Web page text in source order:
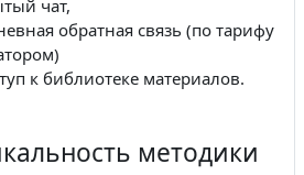
чат,
обратная связь (по тарифу
к библиотеке материалов.
методики